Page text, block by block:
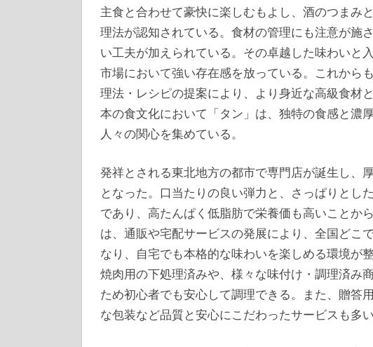
主食と合わせて豪快に楽しむもよし、酒のつまみ
理法が認知されている。食材の管理にも注意が施
い工夫が加えられている。その卓越した味わいと
市場において強い存在感を放っている。これから
理法・レシピの提案により、より身近な高級食材
本の食文化において「タン」は、独特の食感と濃
人々の関心を集めている。
発祥とされる東北地方の都市で専門店が誕生し、
となった。口当たりの良い弾力と、さっぱりとし
であり、高たんぱく低脂肪で栄養価も高いことか
は、通販や宅配サービスの発展により、全国どこ
なり、自宅でも本格的な味わいを楽しめる環境が
焼肉用の下処理済みや、様々な味付け・調理済み
ため初心者でも安心して調理できる。また、贈答
な包装など品質と安心にこだわったサービスも多い